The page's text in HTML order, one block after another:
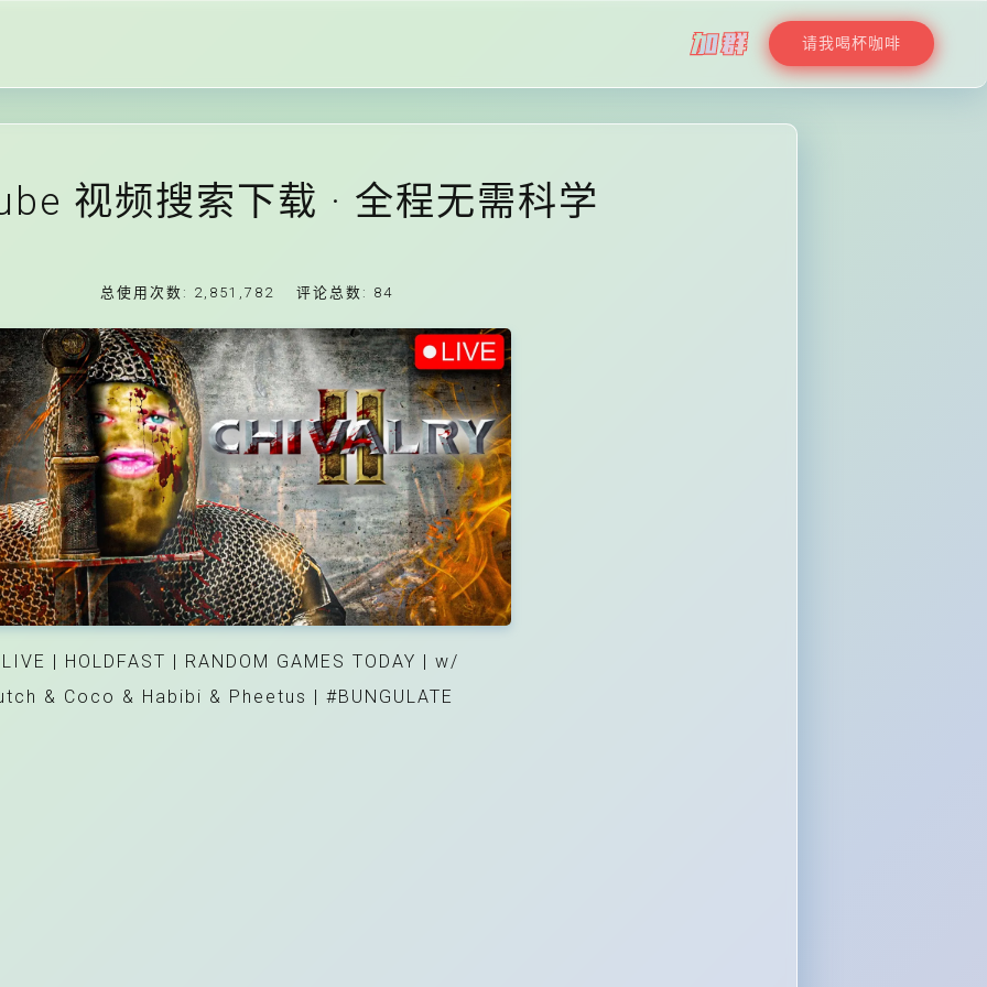
请我喝杯咖啡
视频搜索下载 · 全程无需科学
总使用次数: 2,851,782 评论总数: 84
| HOLDFAST | RANDOM GAMES TODAY | w/
& Coco & Habibi & Pheetus | #BUNGULATE